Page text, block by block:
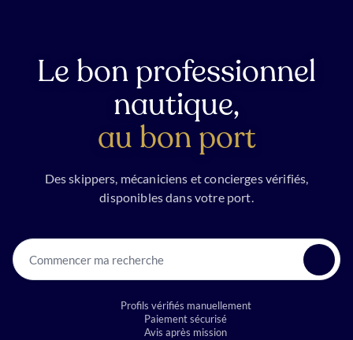
Le bon professionnel
nautique,
au bon port
Des skippers, mécaniciens et concierges vérifiés,
disponibles dans votre port.
Commencer ma recherche
Profils vérifiés manuellement
Paiement sécurisé
Avis après mission